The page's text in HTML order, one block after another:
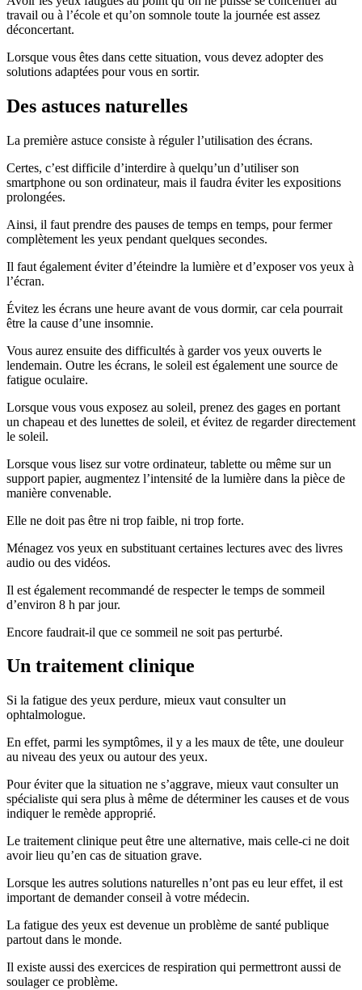
travail ou à l’école et qu’on somnole toute la journée est assez
déconcertant.
Lorsque vous êtes dans cette situation, vous devez adopter des
solutions adaptées pour vous en sortir.
Des astuces naturelles
La première astuce consiste à réguler l’utilisation des écrans.
Certes, c’est difficile d’interdire à quelqu’un d’utiliser son
smartphone ou son ordinateur, mais il faudra éviter les expositions
prolongées.
Ainsi, il faut prendre des pauses de temps en temps, pour fermer
complètement les yeux pendant quelques secondes.
Il faut également éviter d’éteindre la lumière et d’exposer vos yeux à
l’écran.
Évitez les écrans une heure avant de vous dormir, car cela pourrait
être la cause d’une insomnie.
Vous aurez ensuite des difficultés à garder vos yeux ouverts le
lendemain. Outre les écrans, le soleil est également une source de
fatigue oculaire.
Lorsque vous vous exposez au soleil, prenez des gages en portant
un chapeau et des lunettes de soleil, et évitez de regarder directement
le soleil.
Lorsque vous lisez sur votre ordinateur, tablette ou même sur un
support papier, augmentez l’intensité de la lumière dans la pièce de
manière convenable.
Elle ne doit pas être ni trop faible, ni trop forte.
Ménagez vos yeux en substituant certaines lectures avec des livres
audio ou des vidéos.
Il est également recommandé de respecter le temps de sommeil
d’environ 8 h par jour.
Encore faudrait-il que ce sommeil ne soit pas perturbé.
Un traitement clinique
Si la fatigue des yeux perdure, mieux vaut consulter un
ophtalmologue.
En effet, parmi les symptômes, il y a les maux de tête, une douleur
au niveau des yeux ou autour des yeux.
Pour éviter que la situation ne s’aggrave, mieux vaut consulter un
spécialiste qui sera plus à même de déterminer les causes et de vous
indiquer le remède approprié.
Le traitement clinique peut être une alternative, mais celle-ci ne doit
avoir lieu qu’en cas de situation grave.
Lorsque les autres solutions naturelles n’ont pas eu leur effet, il est
important de demander conseil à votre médecin.
La fatigue des yeux est devenue un problème de santé publique
partout dans le monde.
Il existe aussi des exercices de respiration qui permettront aussi de
soulager ce problème.